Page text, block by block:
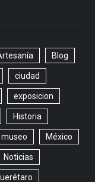
Blog
ciudad
exposicion
Historia
museo México
Noticias